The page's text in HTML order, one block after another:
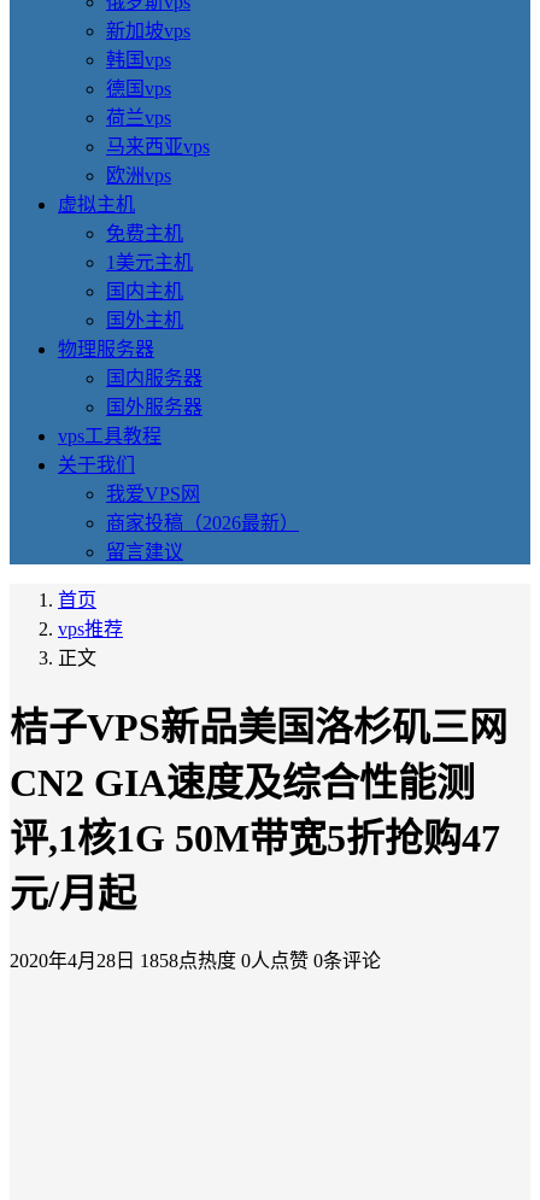
新加坡vps
韩国vps
德国vps
荷兰vps
马来西亚vps
欧洲vps
虚拟主机
免费主机
1美元主机
国内主机
国外主机
物理服务器
国内服务器
国外服务器
vps工具教程
关于我们
我爱VPS网
商家投稿（2026最新）
留言建议
首页
vps推荐
正文
桔子VPS新品美国洛杉矶三网
CN2 GIA速度及综合性能测
评,1核1G 50M带宽5折抢购47
元/月起
2020年4月28日 1858点热度 0人点赞 0条评论